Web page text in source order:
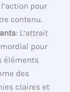
pour
contenu.
: L’attrait
pour
éléments
des
claires et